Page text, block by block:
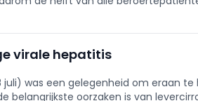
virale hepatitis
was een gelegenheid om eraan te
belangrijkste oorzaken is van